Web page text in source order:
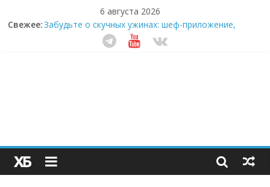
6 августа 2026
Свежее:Забудьте о скучных ужинах: шеф-приложение,
которое видит вашу еду насквозь
Небо зовёт: как бизнес на полётах дронов и
Секрет супергидратации: почему кокосовая вода с
пребиотиками становится главным трендом
здорового питания